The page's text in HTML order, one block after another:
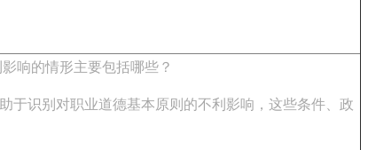
响的情形主要包括哪些？
于识别对职业道德基本原则的不利影响，这些条件、政